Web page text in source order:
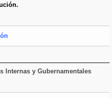
Internas y Gubernamentales